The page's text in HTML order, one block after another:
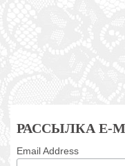
РАССЫЛКА E-
Email Address